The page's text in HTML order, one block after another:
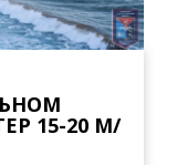
15-20 М/